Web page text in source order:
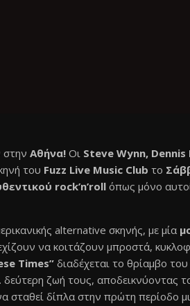
στην Αθήνα! Οι Steve Wynn,
του Fuzz Live Music Club το
rock’n’roll όπως μόνο
alternative σκηνής, με μία
να κοιτάζουν μπροστά,
Times”διαδέχεται το θρίαμβο του
δεύτερη ζωή τους, αποδεικνύοντας
σταθεί δίπλα στην πρώτη περίοδο